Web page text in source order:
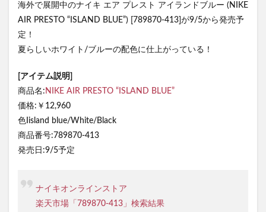
海外で展開中のナイキ エア プレスト アイランドブルー (NIKE
AIR PRESTO “ISLAND BLUE”) [789870-413]が9/5から発売予
定！
夏らしいホワイト/ブルーの配色に仕上がっている！
[アイテム説明]
商品名: NIKE AIR PRESTO “ISLAND BLUE”
価格:￥12,960
色Iisland blue/White/Black
商品番号:789870-413
発売日:9/5予定
ナイキオンラインストア
楽天市場「789870-413」検索結果